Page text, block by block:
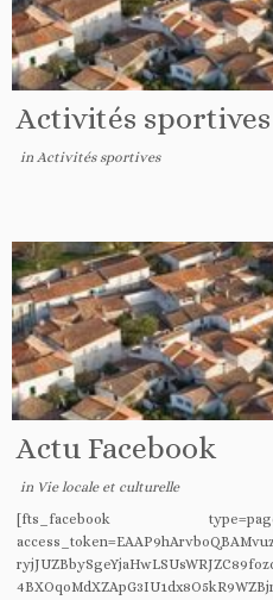
Activités
inActivités sportives
Actu Facebook
in Vie locale et culturelle
[fts_facebook